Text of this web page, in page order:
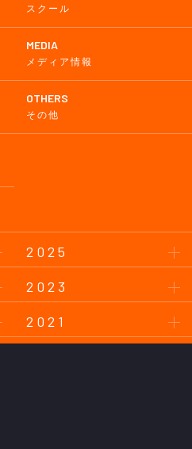
スクール
MEDIA
メディア情報
OTHERS
その他
2025
2023
2021